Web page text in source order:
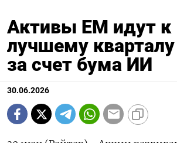
Активы ЕМ идут к
лучшему
за счет бума ИИ
30.06.2026